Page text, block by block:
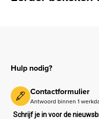
Hulp nodig?
Contactformulier
Antwoord binnen 1
Schrijf je in voor de